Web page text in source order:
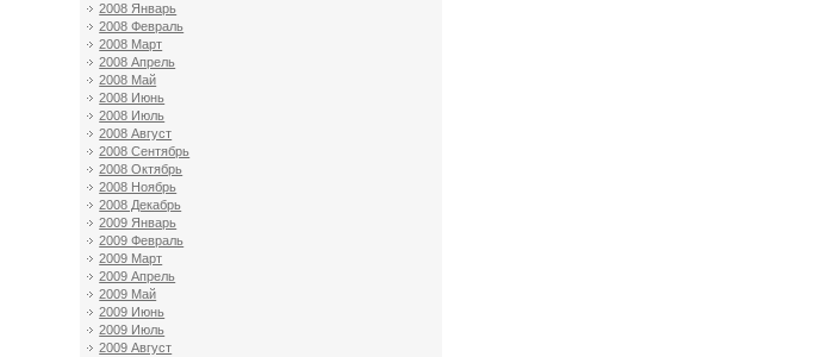
2008 Январь
2008 Февраль
2008 Март
2008 Апрель
2008 Май
2008 Июнь
2008 Июль
2008 Август
2008 Сентябрь
2008 Октябрь
2008 Ноябрь
2008 Декабрь
2009 Январь
2009 Февраль
2009 Март
2009 Апрель
2009 Май
2009 Июнь
2009 Июль
2009 Август